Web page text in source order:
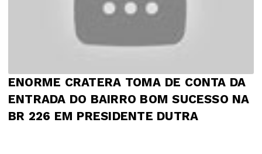
ENORME CRATERA TOMA DE CONTA DA
ENTRADA DO BAIRRO BOM SUCESSO NA
BR 226 EM PRESIDENTE DUTRA